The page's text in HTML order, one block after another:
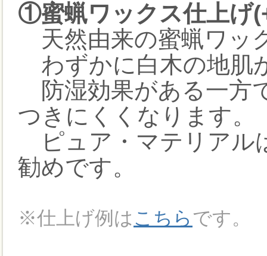
①蜜蝋ワックス仕上げ
天然由来の蜜蝋ワッ
わずかに白木の地肌
防湿効果がある一方
つきにくくなります。
ピュア・マテリアル
勧めです。
※仕上げ例はこちら です。